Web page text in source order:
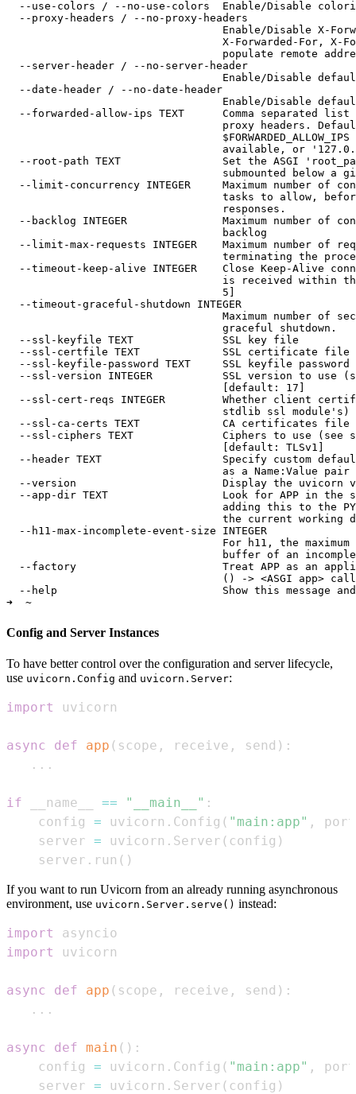
--use-colors / --no-use-colors  Enable/Disable
  --proxy-headers / --no-proxy-headers
Enable/Disable X-
X-Forwarded-For, X-
populate remote
  --server-header / --no-server-header
Enable/Disable
  --date-header / --no-date-header
Enable/Disable
--forwarded-allow-ips TEXT      Comma separated list
proxy headers.
$FORWARDED_ALLOW_IPS
available, or
--root-path TEXT                Set the ASGI
submounted below a
--limit-concurrency INTEGER     Maximum number of
tasks to allow,
                                  responses.
--backlog INTEGER               Maximum number of
                                  backlog
--limit-max-requests INTEGER    Maximum number of
terminating the
--timeout-keep-alive INTEGER    Close Keep-Alive
is received within
                                  5]
  --timeout-graceful-shutdown INTEGER
Maximum number of
                                  graceful shutdown.
  --ssl-keyfile TEXT              SSL key file
  --ssl-certfile TEXT             SSL certificate file
  --ssl-keyfile-password TEXT     SSL keyfile password
--ssl-version INTEGER           SSL version to use
                                  [default: 17]
--ssl-cert-reqs INTEGER         Whether client
stdlib ssl module's)
  --ssl-ca-certs TEXT             CA certificates file
--ssl-ciphers TEXT              Ciphers to use (see
                                  [default: TLSv1]
--header TEXT                   Specify custom
                                  as a Name:Value pair
--version                       Display the uvicorn
--app-dir TEXT                  Look for APP in the
adding this to the
the current working
  --h11-max-incomplete-event-size INTEGER
For h11, the maximum
buffer of an
--factory                       Treat APP as an
() -> <ASGI app>
--help                          Show this message
Config and Server Instances
To have better control over the configuration and server lifecycle,
use uvicorn.Config and uvicorn.Server:
import
async def app ( scope , receive , send ) :
. . .
if __name__ == "__main__" :
    config
= uvicorn . Config ( "main:app" ,
port
    server
= uvicorn . Server ( config )
    server
. run ( )
If you want to run Uvicorn from an already running asynchronous
environment, use uvicorn.Server.serve() instead:
import
import
async def app ( scope , receive , send ) :
. . .
async def main ( ) :
    config
= uvicorn . Config ( "main:app" ,
port
    server
= uvicorn . Server ( config )